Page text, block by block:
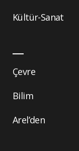
Kültür-Sanat
Çevre
Bilim
Arel’den